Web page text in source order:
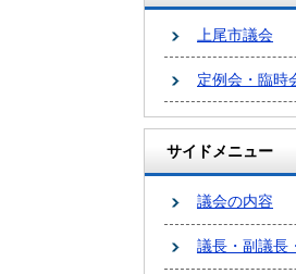
上尾市議会
定例会・臨時
サイドメニュー
議会の内容
議長・副議長